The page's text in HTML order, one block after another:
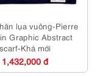
lụa vuông-Pierre
Graphic Abstract
scarf-Khá mới
1,432,000 đ